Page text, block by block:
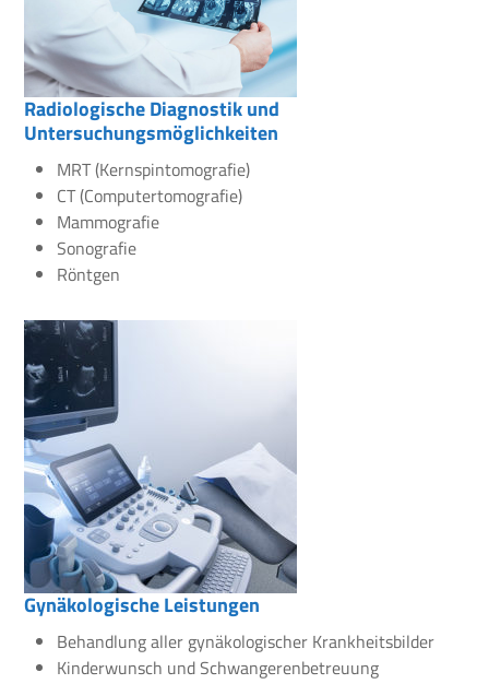
Radiologische Diagnostik und
Untersuchungsmöglichkeiten
MRT (Kernspintomografie)
CT (Computertomografie)
Mammografie
Sonografie
Röntgen
Gynäkologische Leistungen
Behandlung aller gynäkologischer Krankheitsbilder
Kinderwunsch und Schwangerenbetreuung